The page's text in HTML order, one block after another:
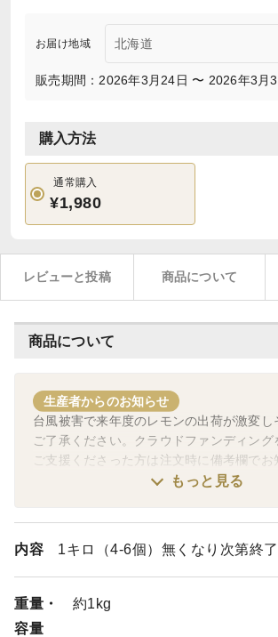
お届け地域
販売期間：2026年3月24日 〜 2026年3月
購入方法
通常購入
¥1,980
レビューと投稿 商品について
商品について
生産者からのお知らせ
台風被害で来年度のレモンの出荷が激変し
ご了承ください。クラウドファンディング
ご支援くださった方は注文時に備考欄でお
もっと見る
内容 1キロ（4-6個）無くなり次第終了
重量・
容量
約1kg